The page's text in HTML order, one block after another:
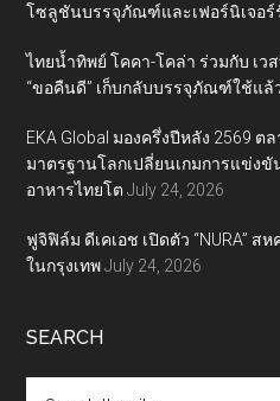
โซลูชันบรรจุภัณฑ์และเฟอร์นิเจอร์
ไทยน้ำทิพย์ โคคา-โคล่า ร่วมกับ เว
“ขอคืนดี” เก็บกลับบรรจุภัณฑ์ใช้แล้
EKA Global มองครึ่งปีหลัง 2569
มาตรฐานโลกเปลี่ยนเกมการแข่ง
อาหารไทยโต July 24, 2026
ฟูจิฟิล์ม ดีเคเอช เปิดตัว “NURA”
ในกรุงเทพ July 24, 2026
SEARCH